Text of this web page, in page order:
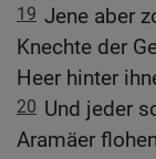
19 Jene aber
Knechte der
Heer hinter
20 Und jeder
Aramäer